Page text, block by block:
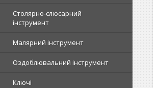
Столярно-слюсарний
інструмент
Малярний інструмент
Оздоблювальний інструмент
Ключі